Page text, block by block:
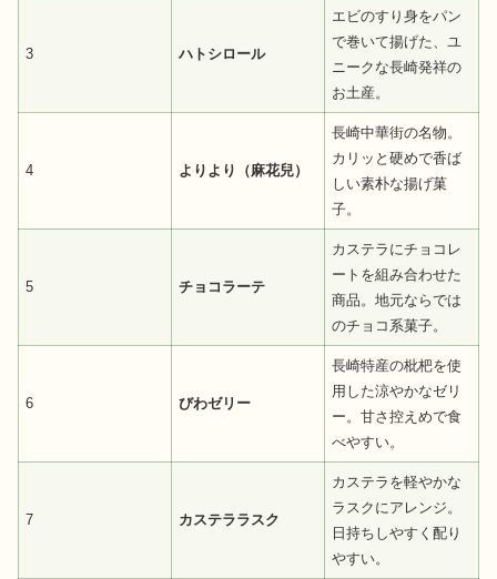
3 ハトシロール
エビのすり身をパン
で巻いて揚げた、ユ
ニークな長崎発祥の
お土産。
4 よりより（麻花兒）
長崎中華街の名物。
カリッと硬めで香ば
しい素朴な揚げ菓
子。
5 チョコラーテ
カステラにチョコレ
ートを組み合わせた
商品。地元ならでは
のチョコ系菓子。
6 びわゼリー
長崎特産の枇杷を使
用した涼やかなゼリ
ー。甘さ控えめで食
べやすい。
7 カステララスク
カステラを軽やかな
ラスクにアレンジ。
日持ちしやすく配り
やすい。